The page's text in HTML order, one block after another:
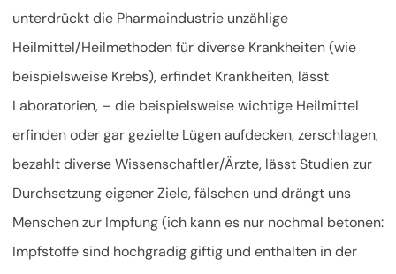
unterdrückt die Pharmaindustrie unzählige
Heilmittel/Heilmethoden für diverse Krankheiten (wie
beispielsweise Krebs), erfindet Krankheiten, lässt
Laboratorien, – die beispielsweise wichtige Heilmittel
erfinden oder gar gezielte Lügen aufdecken, zerschlagen,
bezahlt diverse Wissenschaftler/Ärzte, lässt Studien zur
Durchsetzung eigener Ziele, fälschen und drängt uns
Menschen zur Impfung (ich kann es nur nochmal betonen:
Impfstoffe sind hochgradig giftig und enthalten in der